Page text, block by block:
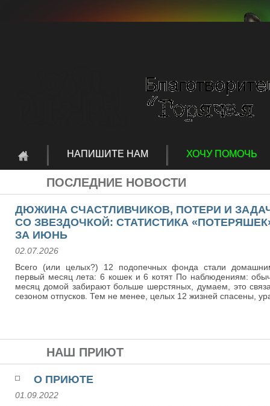
НАПИШИТЕ НАМ ХОЧУ ПОМОЧЬ
ПОСЛЕДНИЕ НОВОСТИ
ДЮЖИНА СЧАСТЛИВЧИКОВ, ПОТЕРИ И
СО ЗВЕЗДОЧКОЙ: СТАТИСТИКА
ЗА ИЮНЬ
02.07.2026
Всего (или целых?) 12 подопечных фонда стали
первый месяц лета: 6 кошек и 6 котят По наблюдениям:
месяц домой забирают больше шерстяных, думаем, это
сезоном отпусков. Тем не менее, целых 12 жизней спасены,
НАШ ПРИЮТ
О ПРИЮТЕ
01.09.2022